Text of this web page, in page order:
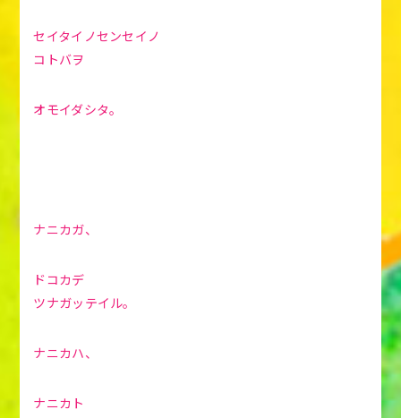
セイタイノセンセイノ
コトバヲ
オモイダシタ。
ナニカガ、
ドコカデ
ツナガッテイル。
ナニカハ、
ナニカト